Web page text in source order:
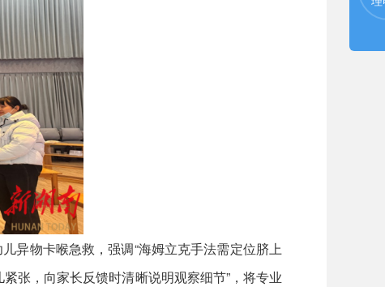
异物卡喉急救，强调“海姆立克手法需定位脐上
张，向家长反馈时清晰说明观察细节”，将专业